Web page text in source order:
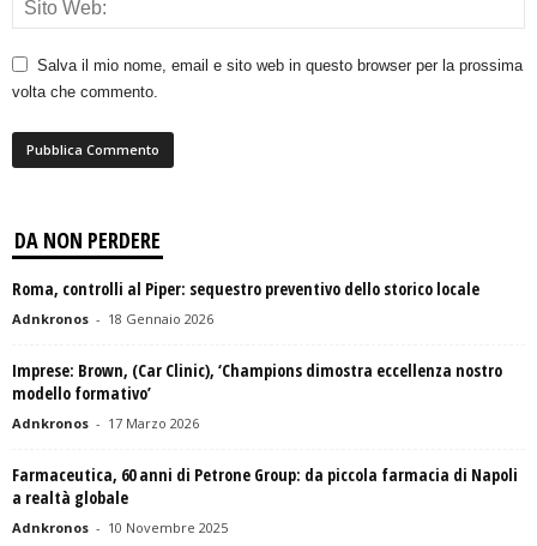
Salva il mio nome, email e sito web in questo browser per la prossima
volta che commento.
DA NON PERDERE
Roma, controlli al Piper: sequestro preventivo dello storico locale
Adnkronos - 18 Gennaio 2026
Imprese: Brown, (Car Clinic), ‘Champions dimostra eccellenza nostro
modello formativo’
Adnkronos - 17 Marzo 2026
Farmaceutica, 60 anni di Petrone Group: da piccola farmacia di Napoli
a realtà globale
Adnkronos - 10 Novembre 2025